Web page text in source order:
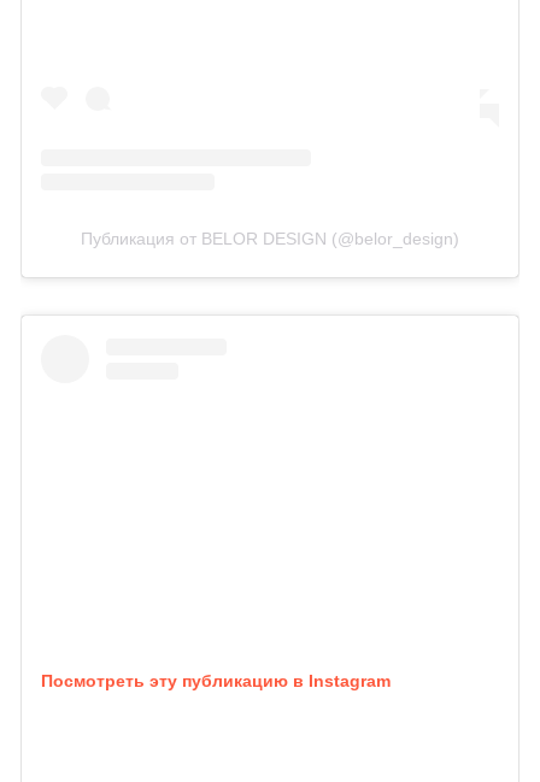
Публикация от BELOR DESIGN (@belor_design)
Посмотреть эту публикацию в Instagram